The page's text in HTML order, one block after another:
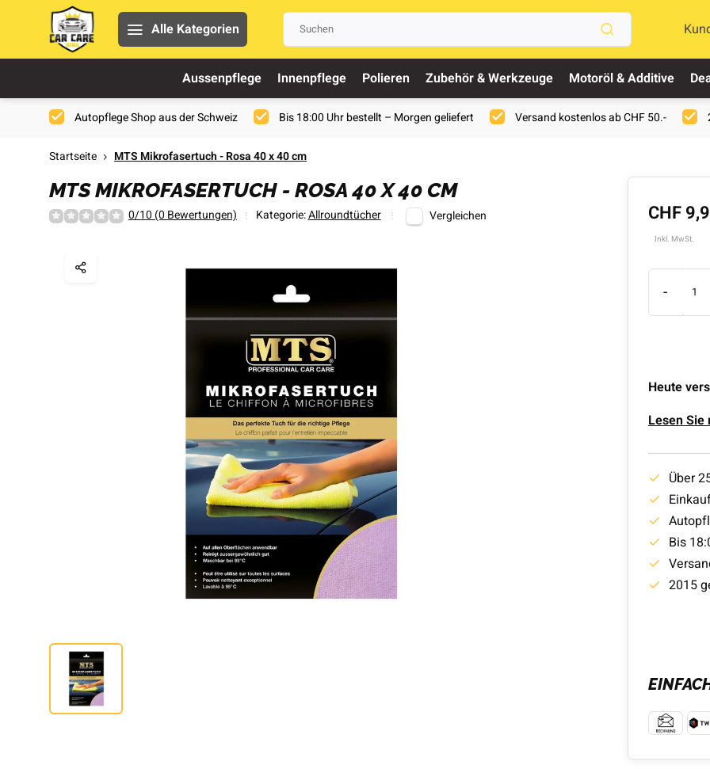
Alle Kategorien
Aussenpflege Innenpflege Polieren Zubehör & Werkzeuge Motoröl & Additive
Autopflege Shop aus der Schweiz Bis 18:00 Uhr bestellt – Morgen geliefert Versand kostenlos ab CHF 50.-
Startseite MTS Mikrofasertuch - Rosa 40 x 40 cm
MTS MIKROFASERTUCH - ROSA 40 X 40 CM
0/10 (0 Bewertungen) Kategorie:Allroundtücher Vergleichen CHF
Inkl. MwSt.
-
Heute
Lesen Sie
Über
Bis
2015